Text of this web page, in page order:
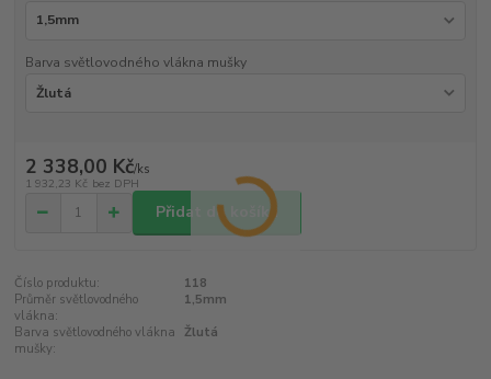
Barva světlovodného vlákna mušky
2 338,00 Kč/ks
1 932,23 Kč bez DPH
Přidat do košíku
Číslo produktu:
118
Průměr světlovodného
vlákna:
1,5mm
Barva světlovodného vlákna
mušky:
Žlutá